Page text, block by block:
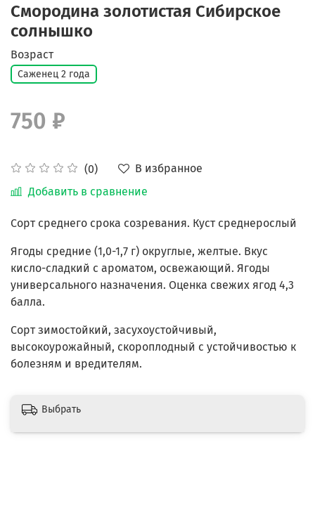
Смородина золотистая Сибирское
солнышко
(0)
В избранное
Добавить в сравнение
Возраст
Саженец 2 года
750 ₽
Сорт среднего срока созревания. Куст среднерослый
Ягоды средние (1,0-1,7 г) округлые, желтые. Вкус
кисло-сладкий с ароматом, освежающий. Ягоды
универсального назначения. Оценка свежих ягод 4,3
балла.
Сорт зимостойкий, засухоустойчивый,
высокоурожайный, скороплодный с устойчивостью к
болезням и вредителям.
Выбрать